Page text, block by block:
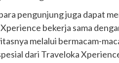
pengunjung juga dapat
bekerja sama
melalui bermacam-
dari Traveloka